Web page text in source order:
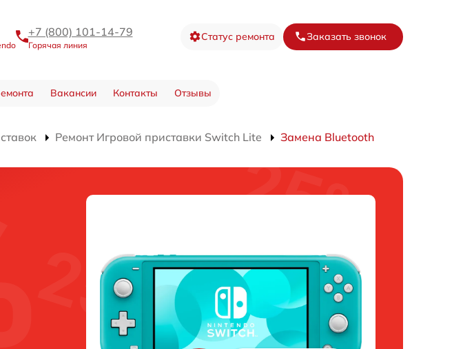
+7 (800) 101-14-79
Горячая линия
Статус ремонта Заказать звонок
Вакансии Контакты Отзывы
Ремонт Игровой приставки Switch Lite Замена Bluetooth